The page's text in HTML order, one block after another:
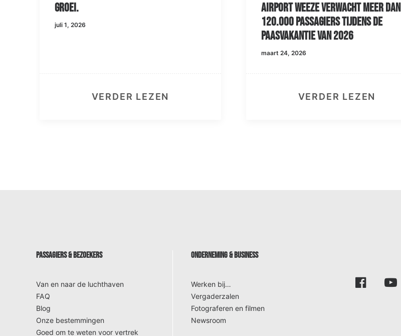
Groei.
juli 1, 2026
VERDER LEZEN
Airport Weeze verwacht meer dan
120.000 passagiers tijdens de
paasvakantie van 2026
maart 24, 2026
VERDER LEZEN
PASSAGIERS & BEZOEKERS
Van en naar de luchthaven
FAQ
Blog
Onze bestemmingen
Goed om te weten voor vertrek
ONDERNEMING & BUSINESS
Werken bij…
Vergaderzalen
Fotograferen en filmen
Newsroom